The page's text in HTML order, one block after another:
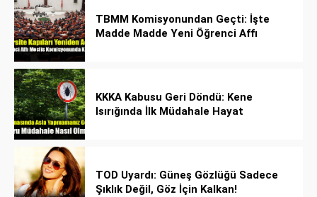
TBMM Komisyonundan Geçti: İşte
Madde Madde Yeni Öğrenci Affı
KKKA Kabusu Geri Döndü: Kene
Isırığında İlk Müdahale Hayat
TOD Uyardı: Güneş Gözlüğü Sadece
Şıklık Değil, Göz İçin Kalkan!